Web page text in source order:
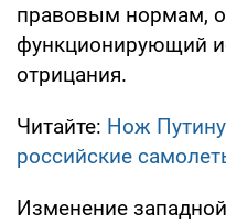
правовым нормам,
функционирующий
отрицания.
Читайте: Нож
российские
Изменение